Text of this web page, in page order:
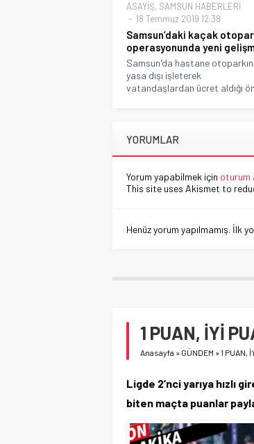
ASAYİŞ, SAMSUN HABERLERİ
18 Temmuz 2019 12:38
Samsun’daki kaçak
operasyonunda yeni
Samsun'da hastane otoparkını
yasa dışı işleterek
vatandaşlardan ücret aldığı
YORUMLAR
Yorum yapabilmek için oturum
This site uses Akismet to
Henüz yorum yapılmamış. İlk
1 PUAN, İYİ
Anasayfa » GÜNDEM »1 PUAN,
Ligde 2’nci yarıya hızlı
biten maçta puanlar